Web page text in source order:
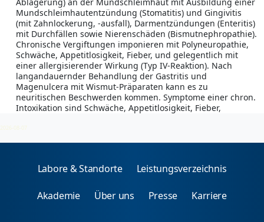
Mundschleimhautentzündung (Stomatitis) und Gingivitis
(mit Zahnlockerung, -ausfall), Darmentzündungen (Enteritis)
mit Durchfällen sowie Nierenschäden (Bismutnephropathie).
Chronische Vergiftungen imponieren mit Polyneuropathie,
Schwäche, Appetitlosigkeit, Fieber, und gelegentlich mit
einer allergisierender Wirkung (Typ IV-Reaktion). Nach
langandauernder Behandlung der Gastritis und
Magenulcera mit Wismut-Präparaten kann es zu
neuritischen Beschwerden kommen. Symptome einer chron.
Intoxikation sind Schwäche, Appetitlosigkeit, Fieber,
2026-08-07
Labore & Standorte Leistungsverzeichnis
Akademie Über uns Presse Karriere